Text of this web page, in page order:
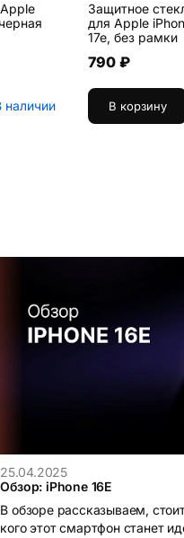
наличии
Защитное
для Apple
17e, без рамки
790 ₽
В корзину
25.04.2025
Обзор: iPhone 16E
В обзоре рассказываем,
кого этот смартфон станет